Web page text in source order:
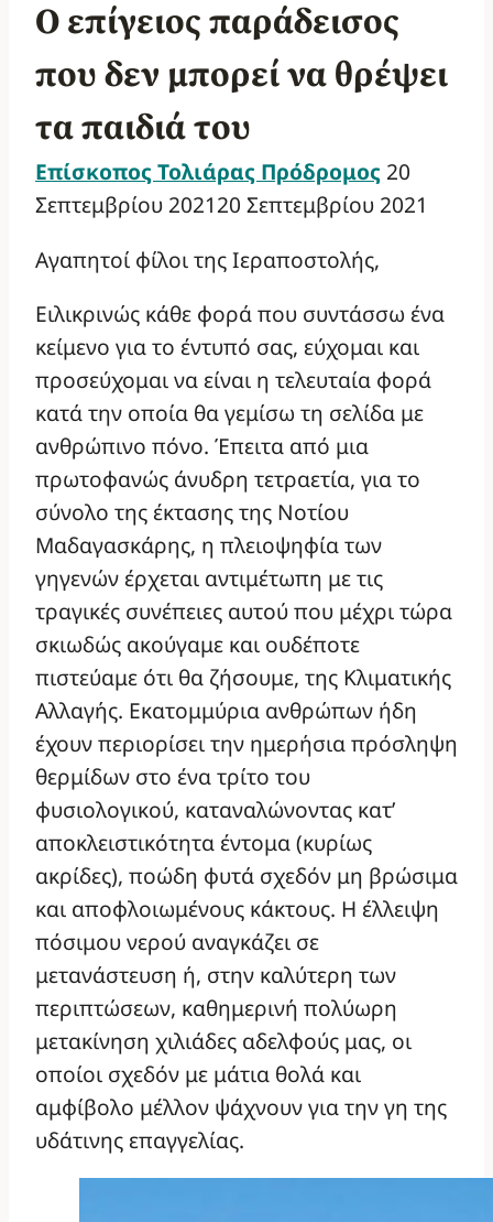
Ο επίγειος παράδεισος
που δεν μπορεί να θρέψει
τα παιδιά του
Επίσκοπος Τολιάρας Πρόδρομος 20
Σεπτεμβρίου 202120 Σεπτεμβρίου 2021
Αγαπητοί φίλοι της Ιεραποστολής,
Ειλικρινώς κάθε φορά που συντάσσω ένα
κείμενο για το έντυπό σας, εύχομαι και
προσεύχομαι να είναι η τελευταία φορά
κατά την οποία θα γεμίσω τη σελίδα με
ανθρώπινο πόνο. Έπειτα από μια
πρωτοφανώς άνυδρη τετραετία, για το
σύνολο της έκτασης της Νοτίου
Μαδαγασκάρης, η πλειοψηφία των
γηγενών έρχεται αντιμέτωπη με τις
τραγικές συνέπειες αυτού που μέχρι τώρα
σκιωδώς ακούγαμε και ουδέποτε
πιστεύαμε ότι θα ζήσουμε, της Κλιματικής
Αλλαγής. Εκατομμύρια ανθρώπων ήδη
έχουν περιορίσει την ημερήσια πρόσληψη
θερμίδων στο ένα τρίτο του
φυσιολογικού, καταναλώνοντας κατ’
αποκλειστικότητα έντομα (κυρίως
ακρίδες), ποώδη φυτά σχεδόν μη βρώσιμα
και αποφλοιωμένους κάκτους. Η έλλειψη
πόσιμου νερού αναγκάζει σε
μετανάστευση ή, στην καλύτερη των
περιπτώσεων, καθημερινή πολύωρη
μετακίνηση χιλιάδες αδελφούς μας, οι
οποίοι σχεδόν με μάτια θολά και
αμφίβολο μέλλον ψάχνουν για την γη της
υδάτινης επαγγελίας.